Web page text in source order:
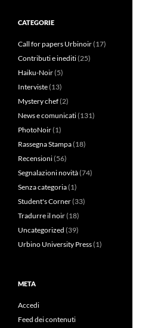
CATEGORIE
Call for papers Urbinoir(17)
Contributi e inediti(25)
Haiku-Noir(5)
Interviste(13)
Mystery chef(2)
News e comunicati(131)
PhotoNoir(1)
Rassegna Stampa(18)
Recensioni(56)
Segnalazioni novità(74)
Senza categoria(1)
Student's Corner(33)
Tradurre il noir(18)
Uncategorized (39)
Urbino University Press(1)
META
Accedi
Feed dei contenuti